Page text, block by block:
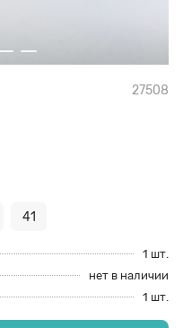
27508
41
1 шт.
нет в наличии
1 шт.